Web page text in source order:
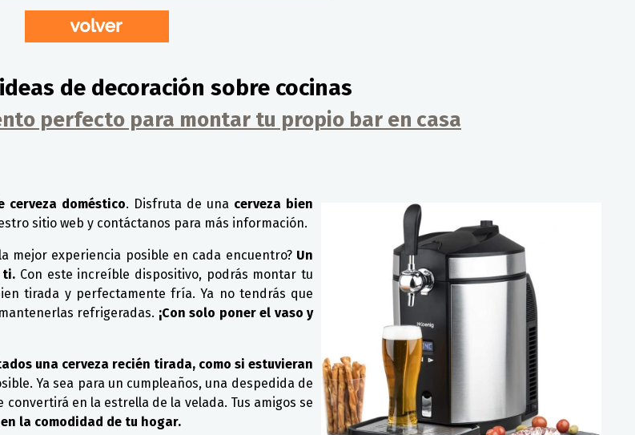
de decoración sobre cocinas
perfecto para montar tu propio bar en casa
doméstico. Disfruta de una cerveza bien
sitio web y contáctanos para más información.
mejor experiencia posible en cada encuentro?Un
ti. Con este increíble dispositivo, podrás montar tu
tirada y perfectamente fría. Ya no tendrás que
refrigeradas. ¡Con solo poner el vaso y
una cerveza recién tirada, como si estuvieran
Ya sea para un cumpleaños, una despedida de
en la estrella de la velada. Tus amigos se
la comodidad de tu hogar.